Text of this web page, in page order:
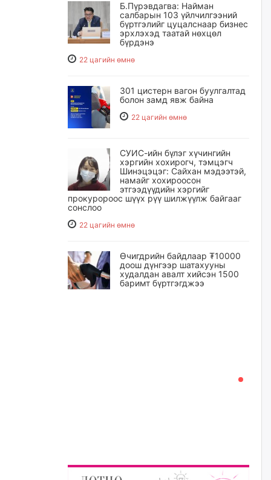
Б.Пүрэвдагва: Найман
салбарын 103 үйлчилгээний
бүртгэлийг цуцалснаар бизнес
эрхлэхэд таатай нөхцөл
бүрдэнэ
22 цагийн өмнө
301 цистерн вагон буулгалтад
болон замд явж байна
22 цагийн өмнө
СУИС-ийн бүлэг хүчингийн
хэргийн хохирогч, тэмцэгч
Шинэцэцэг: Сайхан мэдээтэй,
намайг хохироосон
этгээдүүдийн хэргийг
прокуророос шүүх рүү шилжүүлж байгааг
сонслоо
22 цагийн өмнө
Өчигдрийн байдлаар ₮10000
доош дүнгээр шатахууны
худалдан авалт хийсэн 1500
баримт бүртгэгджээ